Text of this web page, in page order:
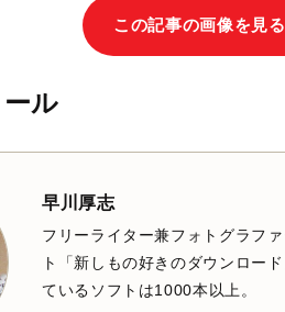
この記事の画像を見る
ル
早川厚志
フリーライター兼フォトグラフ
ト「新しもの好きのダウンロー
ているソフトは1000本以上。